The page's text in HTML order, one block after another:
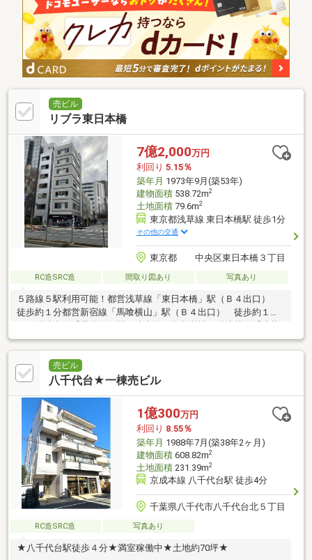
売ビル
リブラ東日本橋
7億2,000万円
利回り 5.15％
築年月 1973年9月(築53年)
建物面積538.72m2
土地面積79.6m2
東京都浅草線 東日本橋駅 徒歩1分
その他の交通
東京都 中央区東日本橋３丁目
RC造SRC造 間取り図あり 写真あり
５路線５駅利用可能！都営浅草線「東日本橋」駅（Ｂ４出口）
徒歩約１分都営新宿線「馬喰横山」駅（Ｂ４出口） 徒歩約１分
ＪＲ総武本線「馬喰町」駅 徒歩約３分都営地下鉄浅草線「浅草
橋」駅 徒歩約７分ＪＲ総武線「浅草橋」駅 徒歩約８分東京メ
トロ日比谷線「小伝馬町」駅 徒歩約９分◆２０２５年３月 耐
震改修工事実施済（新耐震基準に適合）◆２０２５年３月 キュ
ービクル・エレベーターの電気・機械設備を全面更新、防水工事
売ビル
八千代台★一棟売ビル
1億300万円
利回り 8.55％
築年月 1988年7月(築38年2ヶ月)
建物面積608.82m2
土地面積231.39m2
京成本線 八千代台駅 徒歩4分
千葉県八千代市八千代台北５丁目
RC造SRC造 写真あり
★八千代台駅徒歩４分★満室稼働中★土地約70坪★